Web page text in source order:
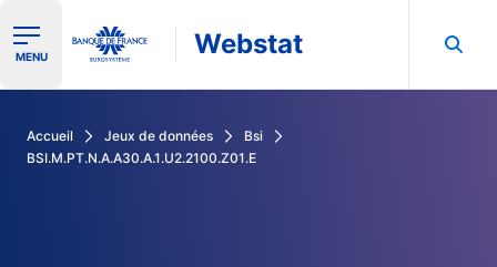
Ouvrir le menu de navigation
MENU Webstat
Accueil Jeux de données
Bsi
BSI.M.PT.N.A.A30.A.1.U2.2100.Z01.E